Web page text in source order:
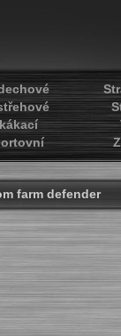
farm defender